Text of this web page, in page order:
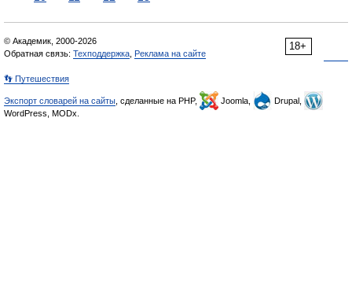
18+
© Академик, 2000-2026
Обратная связь: Техподдержка Реклама на сайте
👣 Путешествия
Экспорт словарей на сайты , сделанные на PHP, Joomla,
Drupal,
WordPress, MODx.